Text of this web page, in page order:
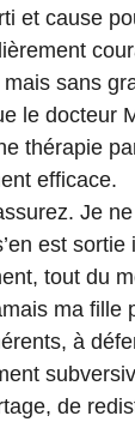
et cause
sans
le docteur
thérapie
efficace.
Je
est sortie
tout du
ma fille
à
de